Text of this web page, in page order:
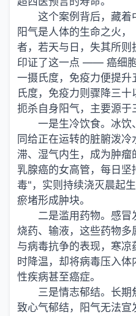
这个案例背后，藏着
阳气是人体的生命之火
者，若天与日，失其所
印证了这一点 —— 癌细
一摄氏度，免疫力便提
氏度，免疫力则骤降三
扼杀自身阳气，主要源于
一是生冷饮食。冰饮
同给正在运转的脏腑泼
滞、湿气内生，成为肿
乳腺癌的女高管，每日
毒"，实则持续浇灭晨起
瘀堵形成肿块。
二是滥用药物。感冒
烧药、输液，这些药物
与病毒抗争的表现，寒
时降温，却将病毒压入
性疾病甚至癌症。
三是情志郁结。长期
致心气郁结，阳气无法